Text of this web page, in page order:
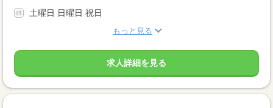
土曜日 日曜日 祝日
もっと見る
求人詳細を見る